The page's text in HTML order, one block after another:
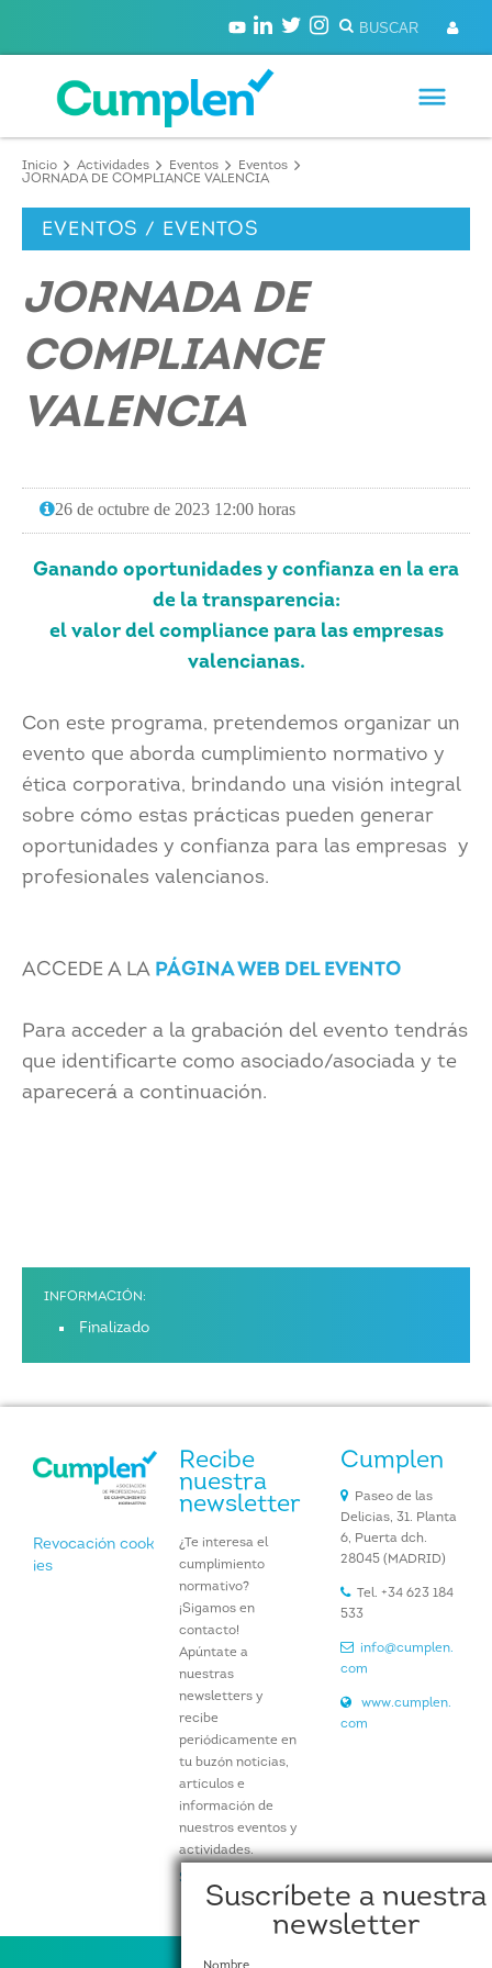
Inicio Actividades Eventos
Eventos
JORNADA DE COMPLIANCE VALENCIA
EVENTOS / EVENTOS
JORNADA DE
COMPLIANCE
VALENCIA
26 de octubre de 2023 12:00 horas
Ganando oportunidades y confianza en la era
de la transparencia:
el valor del compliance para las empresas
valencianas.
Con este programa, pretendemos organizar un
evento que aborda cumplimiento normativo y
ética corporativa, brindando una visión integral
sobre cómo estas prácticas pueden generar
oportunidades y confianza para las empresas y
profesionales valencianos.
ACCEDE A LA PÁGINA WEB DEL EVENTO
Para acceder a la grabación del evento tendrás
que identificarte como asociado/asociada y te
aparecerá a continuación.
INFORMACIÓN:
Finalizado
Suscríbete a nuestra
newsletter
Revocación cook
ies
Recibe
nuestra
newsletter
¿Te interesa el
cumplimiento
normativo?
¡Sigamos en
contacto!
Apúntate a
nuestras
newsletters y
recibe
periódicamente en
tu buzón noticias,
artículos e
información de
nuestros eventos y
actividades.
Suscríbete aquí
Cumplen
Paseo de las
Delicias, 31. Planta
6, Puerta dch.
28045 (MADRID)
Tel. +34 623 184
533
info@cumplen.
com
www.cumplen.
com